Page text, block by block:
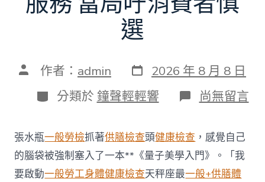
選
文 作者： admin 發
表
日
期
2026 年 8 月 8 日
分
類
分類於 鐘聲輕輕響 在
〈每
調
查
約
四
起
尚無留言
張水瓶一般勞檢抓著供膳檢查頭健康檢查 ，感覺自己
的腦袋被強制塞入了一本**《量子美學入門》。「我
要啟動一般勞工身體健康檢查天秤座最一般+供膳體